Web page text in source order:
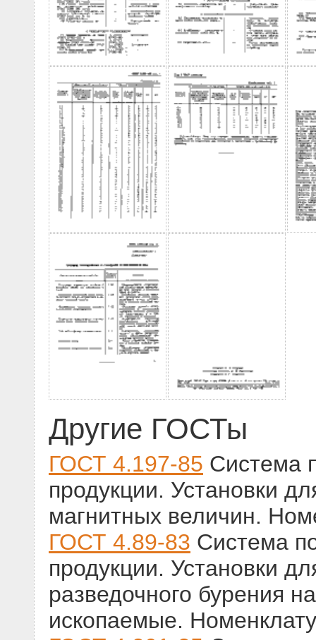
Другие ГОСТы
ГОСТ 4.197-85 Система
продукции. Установки
магнитных величин.
ГОСТ 4.89-83 Система
продукции. Установки
разведочного бурения
ископаемые.